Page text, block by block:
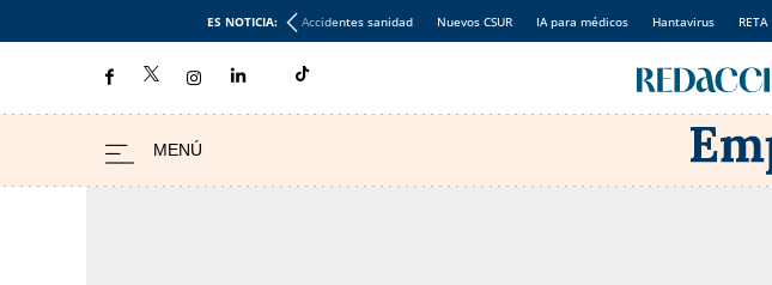
ES NOTICIA: Accidentes sanidad Nuevos CSUR IA para médicos Hantavirus RETA